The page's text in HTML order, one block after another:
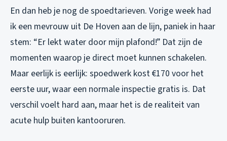
En dan heb je nog de spoedtarieven. Vorige week had
ik een mevrouw uit De Hoven aan de lijn, paniek in haar
stem: “Er lekt water door mijn plafond!” Dat zijn de
momenten waarop je direct moet kunnen schakelen.
Maar eerlijk is eerlijk: spoedwerk kost €170 voor het
eerste uur, waar een normale inspectie gratis is. Dat
verschil voelt hard aan, maar het is de realiteit van
acute hulp buiten kantooruren.